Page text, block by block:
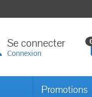
Se connecter
Connexion
Promotions